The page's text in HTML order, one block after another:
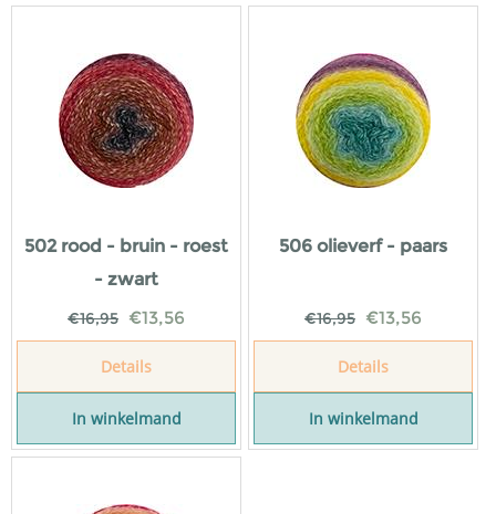
502 rood - bruin - roest
- zwart
€16,95 €13,56
Details
In winkelmand
506 olieverf - paars
€16,95 €13,56
Details
In winkelmand